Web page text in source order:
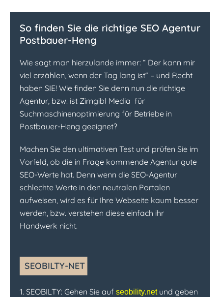
So finden Sie die richtige SEO Agentur
Postbauer-Heng
Wie sagt man hierzulande immer: “ Der kann mir
viel erzählen, wenn der Tag lang ist“ – und Recht
haben SIE! Wie finden Sie denn nun die richtige
Agentur, bzw. ist Zirngibl Media für
Suchmaschinenoptimierung für Betriebe in
Postbauer-Heng geeignet?
Machen Sie den ultimativen Test und prüfen Sie im
Vorfeld, ob die in Frage kommende Agentur gute
SEO-Werte hat. Denn wenn die SEO-Agentur
schlechte Werte in den neutralen Portalen
aufweisen, wird es für Ihre Webseite kaum besser
werden, bzw. verstehen diese einfach ihr
Handwerk nicht.
SEOBILTY-NET
1. SEOBILTY: Gehen Sie auf seobility.netund geben